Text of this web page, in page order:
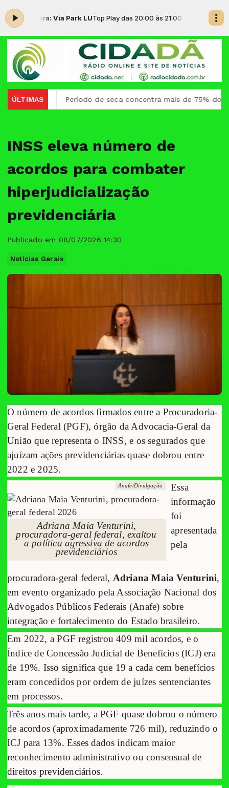
agora: Via Park LUTop Play das 20:00 às 21:00 -Tocando agora:
ÚLTIMASPeríodo de seca concentra mais de 75% dos
INSS eleva número de
acordos para combater
hiperjudicialização
previdenciária
Publicado em 08/07/2026 14:30
Notícias Gerais
O número de acordos firmados entre a Procuradoria-
Geral Federal (PGF), órgão da Advocacia-Geral da
União que representa o INSS, e os segurados que
ajuízam ações previdenciárias quase dobrou entre
2022 e 2025.
Anafe/Divulgação
Adriana Maia Venturini,
procuradora-geral federal, exaltou
a política agressiva de acordos
previdenciários
Essa
informação
foi
apresentada
pela
procuradora-geral federal, Adriana Maia Venturini,
em evento organizado pela Associação Nacional dos
Advogados Públicos Federais (Anafe) sobre
integração e fortalecimento do Estado brasileiro.
Em 2022, a PGF registrou 409 mil acordos, e o
Índice de Concessão Judicial de Benefícios (ICJ) era
de 19%. Isso significa que 19 a cada cem benefícios
eram concedidos por ordem de juízes sentenciantes
em processos.
Três anos mais tarde, a PGF quase dobrou o número
de acordos (aproximadamente 726 mil), reduzindo o
ICJ para 13%. Esses dados indicam maior
reconhecimento administrativo ou consensual de
direitos previdenciários.